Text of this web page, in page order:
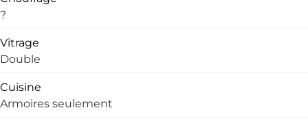
?
Vitrage
Double
Cuisine
Armoires seulement